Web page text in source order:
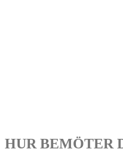
HUR BEMÖTER